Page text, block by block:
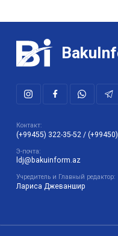
Контакт:
(+99455) 322-35-52 /
Э-почта:
ldj@bakuinform.az
Учредитель и Главный редактор:
Лариса Джеваншир